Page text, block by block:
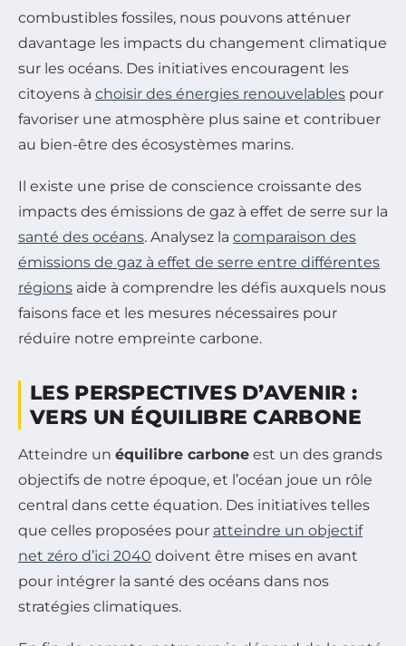
combustibles fossiles, nous pouvons atténuer
davantage les impacts du changement climatique
sur les océans. Des initiatives encouragent les
citoyens à choisir des énergies renouvelables pour
favoriser une atmosphère plus saine et contribuer
au bien-être des écosystèmes marins.
Il existe une prise de conscience croissante des
impacts des émissions de gaz à effet de serre sur la
santé des océans. Analysez la comparaison des
émissions de gaz à effet de serre entre différentes
régions aide à comprendre les défis auxquels nous
faisons face et les mesures nécessaires pour
réduire notre empreinte carbone.
LES PERSPECTIVES D’AVENIR :
VERS UN ÉQUILIBRE CARBONE
Atteindre un équilibre carbone est un des grands
objectifs de notre époque, et l’océan joue un rôle
central dans cette équation. Des initiatives telles
que celles proposées pour atteindre un objectif
net zéro d’ici 2040 doivent être mises en avant
pour intégrer la santé des océans dans nos
stratégies climatiques.